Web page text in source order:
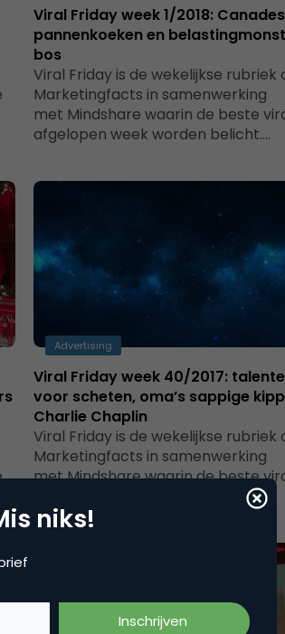
Viral Friday week 1/2018:
pannenkoeken en
bos
Viral Friday is de wekelijkse rubriek
Marketingfacts in samenwerking
met Mindshare waarin de beste
afgelopen week worden belicht.…
Advertising
Viral Friday week 40/2017:
voor scheten, oma’s sappige
Charlie Chaplin
Viral Friday is de wekelijkse rubriek
Marketingfacts in samenwerking
met Mindshare waarin de beste
afgelopen week worden belicht.…
niks!